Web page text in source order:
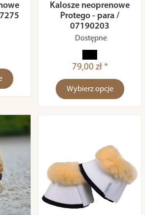
Kalosze neoprenowe
Protego - para /
07190203
Dostępne
79,00 zł *
Wybierz opcje